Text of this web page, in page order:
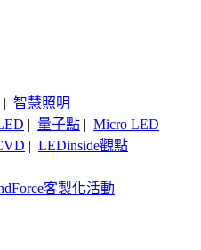
| 智慧照明
| 量子點 | Micro LED
| LEDinside觀點
客製化活動